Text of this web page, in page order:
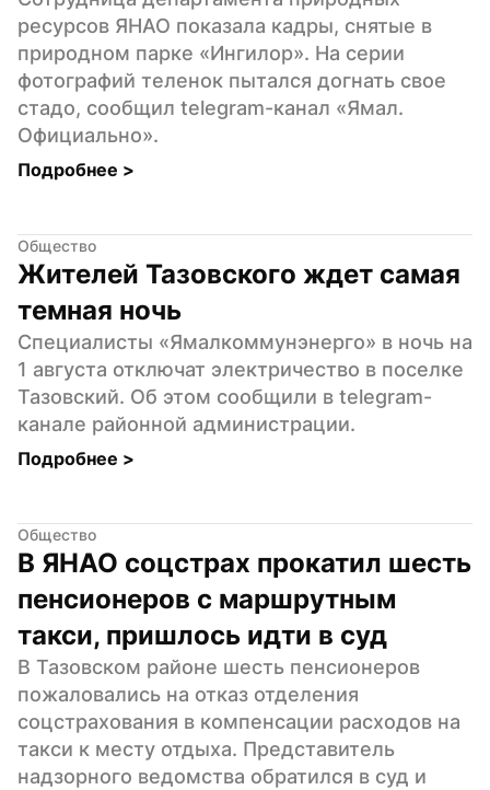
ресурсов ЯНАО показала кадры, снятые в
природном парке «Ингилор». На серии
фотографий теленок пытался догнать свое
стадо, сообщил telegram-канал «Ямал.
Официально».
Подробнее >
Общество
Жителей Тазовского ждет самая
темная ночь
Специалисты «Ямалкоммунэнерго» в ночь на
1 августа отключат электричество в поселке
Тазовский. Об этом сообщили в telegram-
канале районной администрации.
Подробнее >
Общество
В ЯНАО соцстрах прокатил шесть
пенсионеров с маршрутным
такси, пришлось идти в суд
В Тазовском районе шесть пенсионеров
пожаловались на отказ отделения
соцстрахования в компенсации расходов на
такси к месту отдыха. Представитель
надзорного ведомства обратился в суд и